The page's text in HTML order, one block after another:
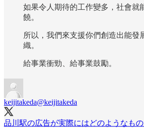
如果令人期待的工作變多，社會就
饒。
所以，我們來支援你們創造出能發
織。
給事業衝勁、給事業鼓勵。
keijitakeda@keijitakeda
品川駅の広告が実際にはどのようなも